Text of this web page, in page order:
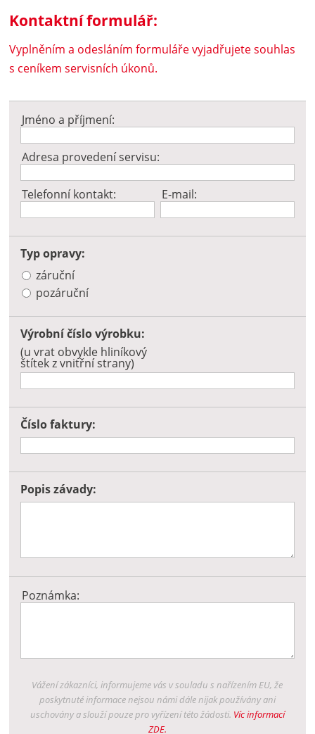
Kontaktní formulář:
Vyplněním a odesláním formuláře vyjadřujete souhlas
s ceníkem servisních úkonů.
Jméno a příjmení:
Adresa provedení servisu:
Telefonní kontakt: E-mail:
Typ opravy:
zá­ruční
po­záruční
Výrobní číslo výrobku:
(u vrat obvykle hliníkový
štítek z vnitřní strany)
Číslo faktury:
Popis závady:
Poznámka:
Vážení zákazníci, informujeme vás v souladu s nařízením EU, že
poskytnuté informace nejsou námi dále nijak používány ani
uschovány a slouží pouze pro vyřízení této žádosti. Víc informací
ZDE.